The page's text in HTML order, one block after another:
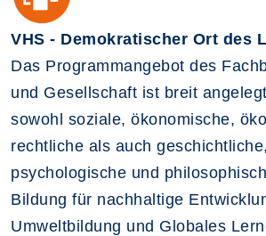
VHS - Demokratischer Ort des
Das Programmangebot des
und Gesellschaft ist breit
sowohl soziale, ökonomische,
rechtliche als auch geschichtliche,
psychologische und
Bildung für nachhaltige
Umweltbildung und Globales